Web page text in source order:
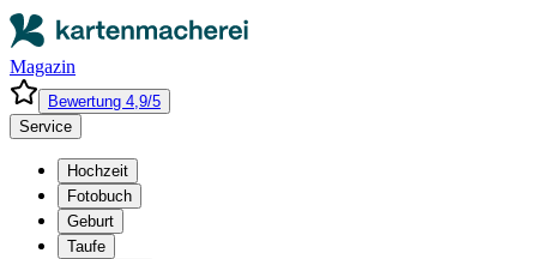
Magazin
Bewertung 4,9/5
Service
Hochzeit
Fotobuch
Geburt
Taufe